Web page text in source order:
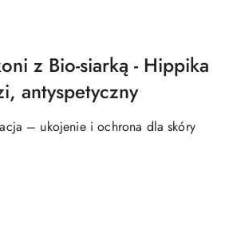
z Bio-siarką - Hippika
antyspetyczny
– ukojenie i ochrona dla skóry